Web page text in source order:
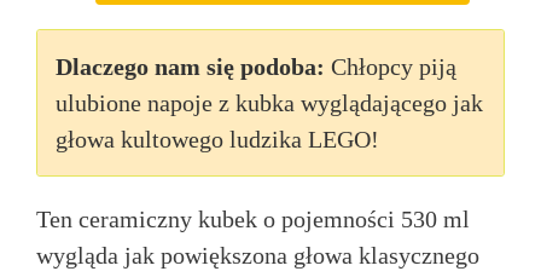
Dlaczego nam się podoba: Chłopcy piją
ulubione napoje z kubka wyglądającego jak
głowa kultowego ludzika LEGO!
Ten ceramiczny kubek o pojemności 530 ml
wygląda jak powiększona głowa klasycznego